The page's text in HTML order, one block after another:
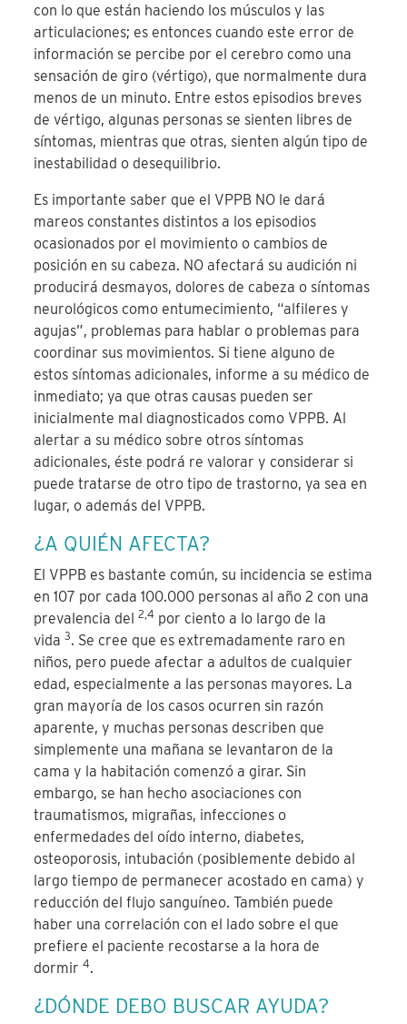
con lo que están haciendo los músculos y las
articulaciones; es entonces cuando este error de
información se percibe por el cerebro como una
sensación de giro (vértigo), que normalmente dura
menos de un minuto. Entre estos episodios breves
de vértigo, algunas personas se sienten libres de
síntomas, mientras que otras, sienten algún tipo de
inestabilidad o desequilibrio.
Es importante saber que el VPPB NO le dará
mareos constantes distintos a los episodios
ocasionados por el movimiento o cambios de
posición en su cabeza. NO afectará su audición ni
producirá desmayos, dolores de cabeza o síntomas
neurológicos como entumecimiento, “alfileres y
agujas”, problemas para hablar o problemas para
coordinar sus movimientos. Si tiene alguno de
estos síntomas adicionales, informe a su médico de
inmediato; ya que otras causas pueden ser
inicialmente mal diagnosticados como VPPB. Al
alertar a su médico sobre otros síntomas
adicionales, éste podrá re valorar y considerar si
puede tratarse de otro tipo de trastorno, ya sea en
lugar, o además del VPPB.
¿A QUIÉN AFECTA?
El VPPB es bastante común, su incidencia se estima
en 107 por cada 100.000 personas al año2 con una
prevalencia del2,4 por ciento a lo largo de la
vida3. Se cree que es extremadamente raro en
niños, pero puede afectar a adultos de cualquier
edad, especialmente a las personas mayores. La
gran mayoría de los casos ocurren sin razón
aparente, y muchas personas describen que
simplemente una mañana se levantaron de la
cama y la habitación comenzó a girar. Sin
embargo, se han hecho asociaciones con
traumatismos, migrañas, infecciones o
enfermedades del oído interno, diabetes,
osteoporosis, intubación (posiblemente debido al
largo tiempo de permanecer acostado en cama) y
reducción del flujo sanguíneo. También puede
haber una correlación con el lado sobre el que
prefiere el paciente recostarse a la hora de
dormir4.
¿DÓNDE DEBO BUSCAR AYUDA?